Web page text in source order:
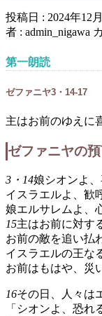
投稿日 : 2024年12
者 : admin_nigawa
第一朗読
ゼファニヤ3・14-17
主はお前のゆえに
ゼファニヤの
3・14娘シオンよ、
イスラエルよ、歓
娘エルサレムよ、
15主はお前に対す
お前の敵を追い払
イスラエルの王な
お前はもはや、災
16その日、人々は
「シオンよ、恐れ